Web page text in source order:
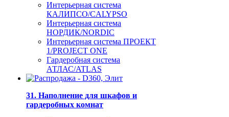
Интерьерная система
КАЛИПСО/CALYPSO
Интерьерная система
НОРДИК/NORDIC
Интерьерная система ПРОЕКТ
1/PROJECT ONE
Гардеробная система
АТЛАС/ATLAS
31. Наполнение для шкафов и
гардеробных комнат